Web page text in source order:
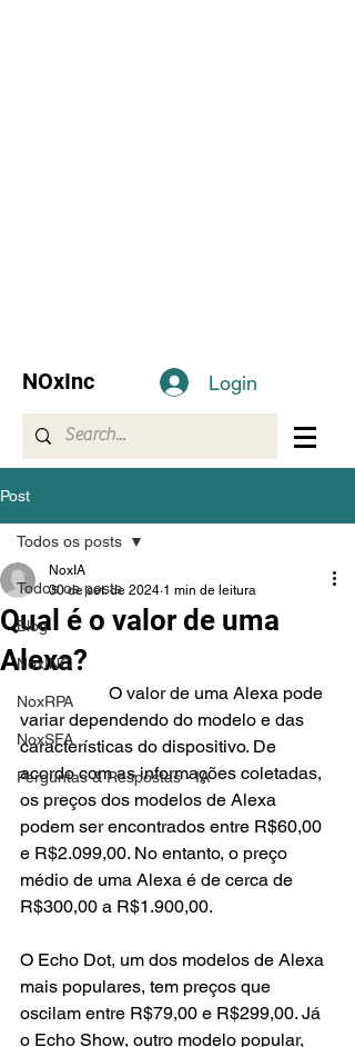
NOxInc Login
Post
Todos os posts
Blog
NoxINC
NoxRPA
NoxSFA
Perguntas & Respostas - IA
Todos os posts
Qual é o valor de uma
Alexa?
NoxIA
30 de set. de 2024 1 min de leitura
		O valor de uma Alexa pode
variar dependendo do modelo e das
características do dispositivo. De
acordo com as informações coletadas,
os preços dos modelos de Alexa
podem ser encontrados entre R$60,00
e R$2.099,00. No entanto, o preço
médio de uma Alexa é de cerca de
R$300,00 a R$1.900,00.
O Echo Dot, um dos modelos de Alexa
mais populares, tem preços que
oscilam entre R$79,00 e R$299,00. Já
o Echo Show, outro modelo popular,